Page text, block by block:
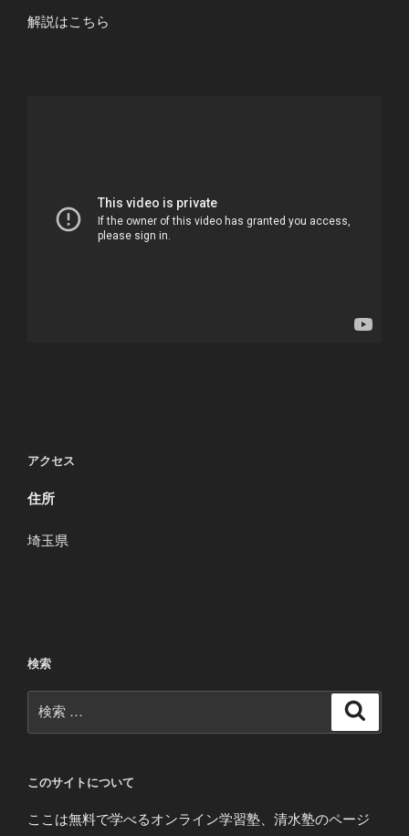
解説はこちら
アクセス
住所
埼玉県
検索
索:
このサイトについて
ここは無料で学べるオンライン学習塾、清水塾のページ